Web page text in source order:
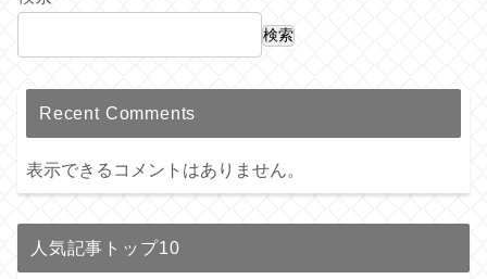
検索
Recent Comments
表示できるコメントはありません。
人気記事トップ10